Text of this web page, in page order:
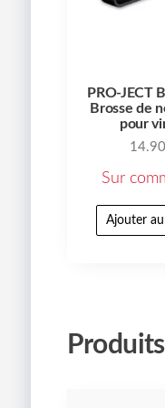
PRO-JECT
Brosse de
pour
Sur
Ajouter